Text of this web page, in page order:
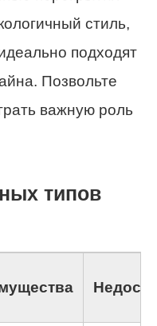
стиль,
подходят
Позвольте
важную роль
типов